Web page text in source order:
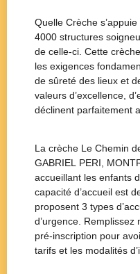
Quelle Crèche
4000 structures
de celle-ci. Cette
les exigences
de sûreté des lieux et
valeurs d’excellence,
déclinent parfaitement
La crèche Le Chemin
GABRIEL PERI,
accueillant les enfants
capacité d’accueil est
proposent 3 types
d’urgence.
pré-inscription pour
tarifs et les modalités